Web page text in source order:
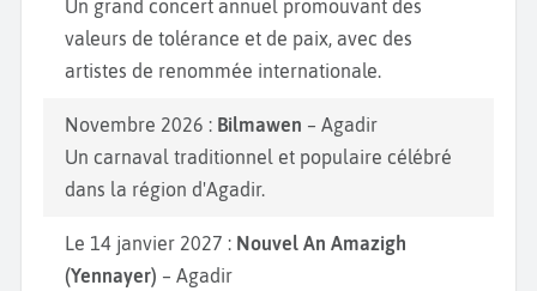
Un grand concert annuel promouvant des
valeurs de tolérance et de paix, avec des
artistes de renommée internationale.
Novembre 2026 : Bilmawen – Agadir
Un carnaval traditionnel et populaire célébré
dans la région d'Agadir.
Le 14 janvier 2027 : Nouvel An Amazigh
(Yennayer) – Agadir